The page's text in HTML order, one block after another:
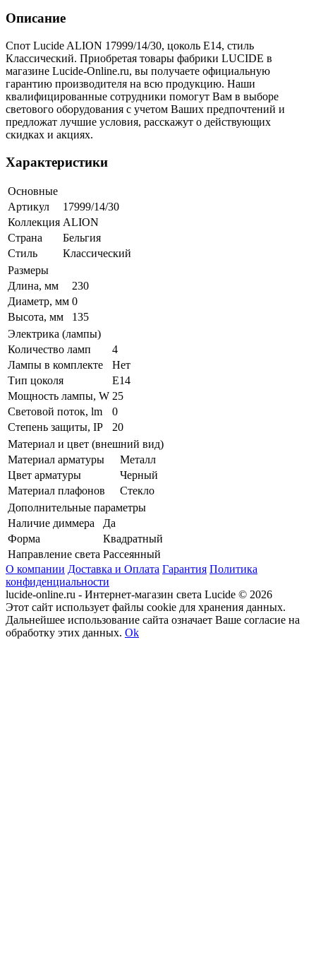
Описание
Спот Lucide ALION 17999/14/30, цоколь E14, стиль
Классический. Приобретая товары фабрики LUCIDE в
магазине Lucide-Online.ru, вы получаете официальную
гарантию производителя на всю продукцию. Наши
квалифицированные сотрудники помогут Вам в выборе
светового оборудования с учетом Ваших предпочтений и
предложат лучшие условия, расскажут о действующих
скидках и акциях.
Характеристики
Основные
Артикул
17999/14/30
Коллекция ALION
Страна
Бельгия
Стиль
Классический
Размеры
Длина, мм
230
Диаметр, мм 0
Высота, мм
135
Электрика (лампы)
Количество ламп
4
Лампы в комплекте
Нет
Тип цоколя
E14
Мощность лампы, W 25
Световой поток, lm
0
Степень защиты, IP
20
Материал и цвет (внешний вид)
Материал арматуры
Металл
Цвет арматуры
Черный
Материал плафонов
Стекло
Дополнительные параметры
Наличие диммера
Да
Форма
Квадратный
Направление света Рассеянный
О компании Доставка и Оплата Гарантия Политика
конфиденциальности
lucide-online.ru - Интернет-магазин света Lucide © 2026
Этот сайт использует файлы cookie для хранения данных.
Дальнейшее использование сайта означает Ваше согласие на
обработку этих данных. Ok